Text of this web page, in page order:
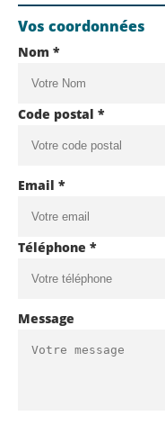
Vos coordonnées
Nom *
Code postal *
Email *
Téléphone *
Message